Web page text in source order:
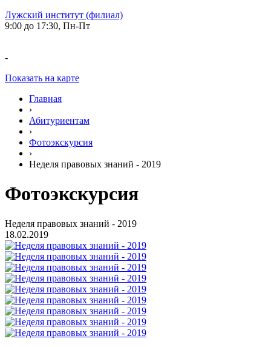
Лужский институт (филиал)
9:00 до 17:30, Пн-Пт
-
Показать на карте
Главная
›
Абитуриентам
›
Фотоэкскурсия
›
Неделя правовых знаний - 2019
Фотоэкскурсия
Неделя правовых знаний - 2019
18.02.2019